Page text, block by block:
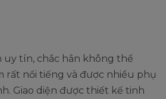
tín, chắc hẳn không thể
rất nổi tiếng và được nhiều phụ
Giao diện được thiết kế tinh